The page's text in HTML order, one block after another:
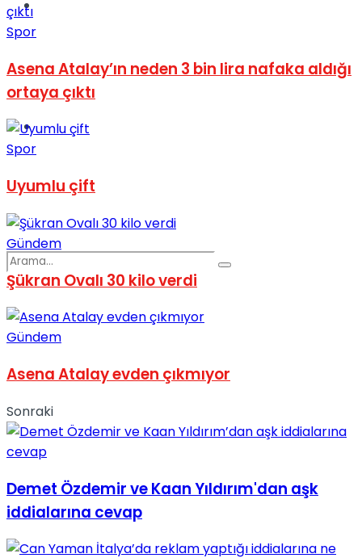
Podcast
No Result
View All Result
Spor
Asena Atalay’ın neden 3 bin lira nafaka aldığı
ortaya çıktı
Spor
Uyumlu çift
Gündem
Şükran Ovalı 30 kilo verdi
Gündem
Asena Atalay evden çıkmıyor
Sonraki
Demet Özdemir ve Kaan Yıldırım'dan aşk
iddialarına cevap